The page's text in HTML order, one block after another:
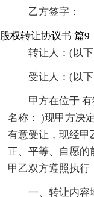
乙方签字：
股权转让协议书 篇9
转让人：(以
受让人：(以
甲方在位于
名称： )现甲方决
有意受让，现经甲
正、平等、自愿的
甲乙双方遵照执行
一、转让内容